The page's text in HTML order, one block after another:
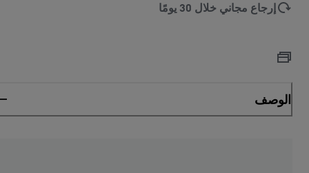
إرجاع مجاني خلال 30 يومًا
الوصف